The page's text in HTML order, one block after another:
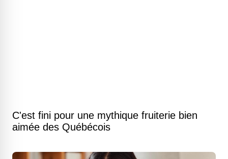
C'est fini pour une mythique fruiterie bien
aimée des Québécois